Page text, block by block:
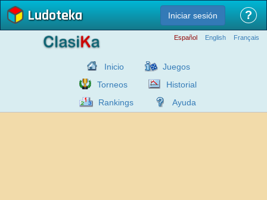
Ludoteka Iniciar sesión ?
Español English Français
Inicio
Juegos
Torneos
Historial
Rankings
Ayuda